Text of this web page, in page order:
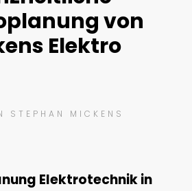
von
Elektro
STEPHAN MICKENS
Elektrotechnik in